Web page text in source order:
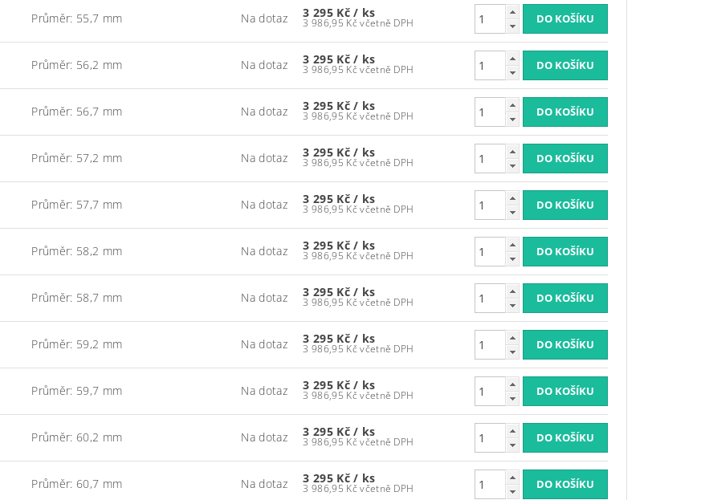
Průměr: 55,7 mm Na dotaz 3 295 Kč/ ks
3 986,95 Kč včetně DPH
Průměr: 56,2 mm Na dotaz 3 295 Kč/ ks
3 986,95 Kč včetně DPH
Průměr: 56,7 mm Na dotaz 3 295 Kč/ ks
3 986,95 Kč včetně DPH
Průměr: 57,2 mm Na dotaz 3 295 Kč/ ks
3 986,95 Kč včetně DPH
Průměr: 57,7 mm Na dotaz 3 295 Kč/ ks
3 986,95 Kč včetně DPH
Průměr: 58,2 mm Na dotaz 3 295 Kč/ ks
3 986,95 Kč včetně DPH
Průměr: 58,7 mm Na dotaz 3 295 Kč/ ks
3 986,95 Kč včetně DPH
Průměr: 59,2 mm Na dotaz 3 295 Kč/ ks
3 986,95 Kč včetně DPH
Průměr: 59,7 mm Na dotaz 3 295 Kč/ ks
3 986,95 Kč včetně DPH
Průměr: 60,2 mm Na dotaz 3 295 Kč/ ks
3 986,95 Kč včetně DPH
Průměr: 60,7 mm Na dotaz 3 295 Kč/ ks
3 986,95 Kč včetně DPH